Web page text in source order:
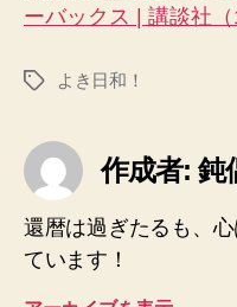
ーバックス | 講談社
タ
よき日和！
作成者: 鈍
還暦は過ぎたるも、
ています！